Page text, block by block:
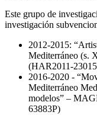
Este grupo de
investigación
2012-2015:
Mediterráneo
(HAR2011-
2016-2020 -
Mediterráneo
modelos” –
63883P)